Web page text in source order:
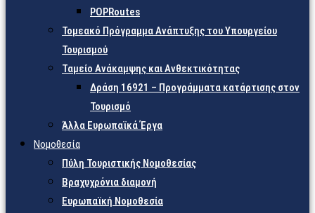
POPRoutes
Τομεακό Πρόγραμμα Ανάπτυξης του Υπουργείου
Τουρισμού
Ταμείο Ανάκαμψης και Ανθεκτικότητας
Δράση 16921 – Προγράμματα κατάρτισης στον
Τουρισμό
Άλλα Ευρωπαϊκά Έργα
Νομοθεσία
Πύλη Τουριστικής Νομοθεσίας
Βραχυχρόνια διαμονή
Ευρωπαϊκή Νομοθεσία